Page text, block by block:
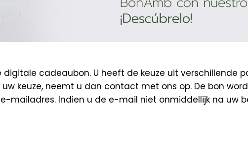
cadeaubon. U heeft de keuze uit verschillende
keuze, neemt u dan contact met ons op. De bon
mailadres. Indien u de e-mail niet onmiddellijk na uw